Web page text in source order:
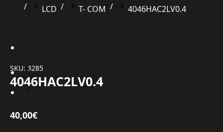
LCD
T- COM 4046HAC2LV0.4
SKU: 3285
4046HAC2LV0.4
40,00€